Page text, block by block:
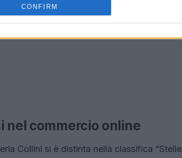
CONFIRM
nel commercio online
Collini si è distinta nella classifica “Stelle